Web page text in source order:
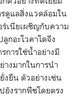
ดูแลสิ่งแวดล้อมใน
ร์เนียเผชิญกับความ
กอะโวคาโดจึง
การใช้น้ำอย่างมี
งมากในการนำ
ยืน ตัวอย่างเช่น
งรากพืชโดยตรง